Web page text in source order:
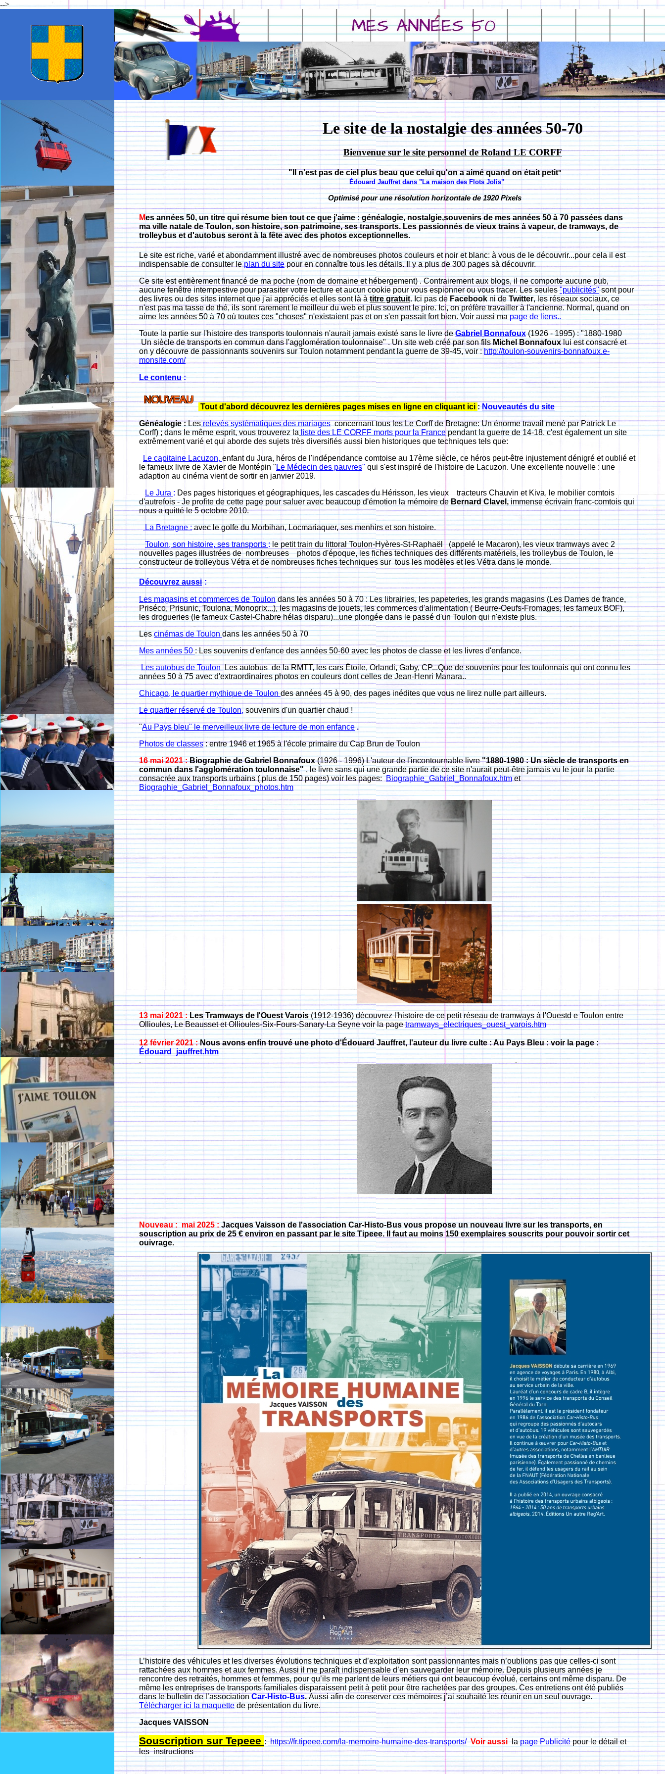
-->
Le site de la nostalgie des années 50-70
Bienvenue sur le site personnel de Roland LE CORFF
"Il n'est pas de ciel plus beau que celui qu'on a aimé quand on était petit"
Édouard Jauffret dans "La maison des Flots Jolis"
Optimisé pour une résolution horizontale de 1920 Pixels
Mes années 50, un titre qui résume bien tout ce que j'aime : généalogie, nostalgie,souvenirs de mes années 50 à 70 passées dans
ma ville natale de Toulon, son histoire, son patrimoine, ses transports. Les passionnés de vieux trains à vapeur, de tramways, de
trolleybus et d'autobusseront à la fête avec des photos exceptionnelles.
Le site est riche, varié et abondamment illustré avec de nombreuses photos couleurs et noir et blanc: à vous de le découvrir...pour cela il est
indispensable de consulter leplan du sitepour en connaître tous les détails. Il y a plus de 300 pages sà découvrir.
Ce site est entièrement financé de ma poche (nom de domaine et hébergement) . Contrairement aux blogs, il ne comporte aucune pub,
aucune fenêtre intempestive pour parasiter votre lecture et aucun cookie pour vous espionner ou vous tracer. Les seules"publicités" sont pour
des livres ou des sites internet que j'ai appréciés et elles sont là àtitre gratuit. Ici pas deFacebookni deTwitter, les réseaux sociaux, ce
n'est pas ma tasse de thé, ils sont rarement le meilleur du web et plus souvent le pire. Ici, on préfère travailler à l'ancienne. Normal, quand on
aime les années 50 à 70 où toutes ces "choses" n'existaient pas et on s'en passait fort bien. Voir aussi mapage de liens..
Toute la partie sur l'histoire des transports toulonnais n'aurait jamais existé sans le livre deGabriel Bonnafoux (1926 - 1995) : "1880-1980
Un siècle de transports en commun dans l'agglomération toulonnaise" . Un site web créé par son filsMichel Bonnafouxlui est consacré et
on y découvre de passionnants souvenirs sur Toulon notamment pendant la guerre de 39-45, voir :http://toulon-souvenirs-bonnafoux.e-
monsite.com/
Le contenu:
Tout d'abord découvrez les dernières pages mises en ligne en cliquant ici :Nouveautés du site
Généalogie :Les relevés systématiques des mariages concernant tous les Le Corff de Bretagne:Unénorme travail mené par Patrick Le-
Corff) ; dans le même esprit, vous trouverezla liste des LE CORFF morts pour la Francependant la guerre de 14-18. c'est également un site
extrêmement varié et qui aborde des sujets très diversifiés aussi bien historiques que techniques tels que:
Le capitaine Lacuzon, enfant du Jura, héros de l'indépendance comtoise au 17ème siècle, ce héros peut-être injustement dénigré et oublié et
le fameux livre de Xavier de Montépin "Le Médecin des pauvres" qui s'est inspiré de l'histoire de Lacuzon. Une excellente nouvelle : une
adaption au cinéma vient de sortir en janvier 2019.
Le Jura : Des pages historiques et géographiques, les cascades du Hérisson, les vieux tracteurs Chauvin et Kiva, le mobilier comtois
d'autrefois - Je profite de cette page pour saluer avec beaucoup d'émotion la mémoire deBernard Clavel,immense écrivain franc-comtois qui
nous a quitté le 5 octobre 2010.
La Bretagne : avec le golfe du Morbihan, Locmariaquer, ses menhirs et son histoire.
Toulon, son histoire, ses transports :le petit train du littoral Toulon-Hyères-St-Raphaël (appelé le Macaron), les vieux tramways avec 2
nouvelles pages illustrées de nombreuses photos d'époque, les fiches techniques des différents matériels, les trolleybus de Toulon, le
constructeur de trolleybus Vétra et de nombreuses fiches techniques sur tous les modèles et les Vétra dans lemonde.
Découvrez aussi :
Les magasins et commerces de Toulondans les années 50 à 70 : Les librairies, les papeteries, les grands magasins (Les Dames de france,
Priséco, Prisunic, Toulona, Monoprix...), les magasins de jouets, les commerces d'alimentation ( Beurre-Oeufs-Fromages, les fameux BOF),
les drogueries (le fameux Castel-Chabre hélas disparu)...une plongée dans le passé d'un Toulon qui n'existe plus.
Lescinémas de Toulondans les années 50 à 70
Mes années 50 : Les souvenirs d'enfance des années 50-60 avec les photos de classe et les livres d'enfance.
Les autobus de ToulonLes autobus de la RMTT, les cars Étoile, Orlandi, Gaby, CP...Que de souvenirs pour les toulonnais qui ont connu les
années 50 à 75 avec d'extraordinaires photos en couleurs dont celles de Jean-Henri Manara..
Chicago, le quartier mythique de Toulondes années 45 à 90, des pages inédites que vous ne lirez nulle part ailleurs.
Le quartier réservé de Toulon,souvenirs d'un quartier chaud !
"Au Pays bleu" le merveilleux livre de lecture de mon enfance .
Photos de classes : entre 1946 et 1965 à l'école primaire du Cap Brun de Toulon
16 mai 2021 :Biographie de Gabriel Bonnafoux(1926 - 1996) L'auteur de l'incontournable livre"1880-1980 : Un siècle de transports en
commun dans l'agglomération toulonnaise", le livre sans qui une grande partie de ce site n'aurait peut-être jamais vu le jour la partie
consacrée aux transports urbains ( plus de 150 pages) voir les pages:Biographie_Gabriel_Bonnafoux.htmet
Biographie_Gabriel_Bonnafoux_photos.htm
13 mai 2021 :Les Tramways de l'Ouest Varois(1912-1936) découvrez l'histoire de ce petit réseau de tramways à l'Ouestd e Toulon entre
Ollioules, Le Beausset et Ollioules-Six-Fours-Sanary-La Seyne voir la pagetramways_electriques_ouest_varois.htm
12 février 2021 : Nous avons enfin trouvé une photo d'Édouard Jauffret, l'auteur du livre culte : Au Pays Bleu : voir la page :
Édouard_jauffret.htm
Nouveau : mai 2025 :Jacques Vaisson de l'association Car-Histo-Bus vous propose un nouveau livre sur les transports, en
souscription au prix de 25 € environ en passant par le site Tipeee. Il faut au moins 150 exemplaires souscrits pour pouvoir sortir cet
ouivrage.
L’histoire des véhicules et les diverses évolutions techniques et d’exploitation sont passionnantes mais n’oublions pas que celles-ci sont
rattachées aux hommes et aux femmes. Aussi il me paraît indispensable d’en sauvegarder leur mémoire. Depuis plusieurs années je
rencontre des retraités, hommes et femmes, pour qu’ils me parlent de leurs métiers qui ont beaucoup évolué, certains ont même disparu. De
même les entreprises de transports familiales disparaissent petit à petit pour être rachetées par des groupes. Ces entretiens ont été publiés
dans le bulletin de l’associationCar-Histo-Bus.Aussi afin de conserver ces mémoires j’ai souhaité les réunir en un seul ouvrage.
Télécharger ici la maquettede présentation du livre.
Jacques VAISSON
Souscription sur Tepeee :https://fr.tipeee.com/la-memoire-humaine-des-transports/ Voir aussilapage Publicitépour le détail et
les instructions